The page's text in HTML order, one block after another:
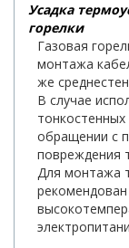
Усадка
горелки
Газовая
монтажа
же
В случае
обращении с
повреждения
Для монтажа